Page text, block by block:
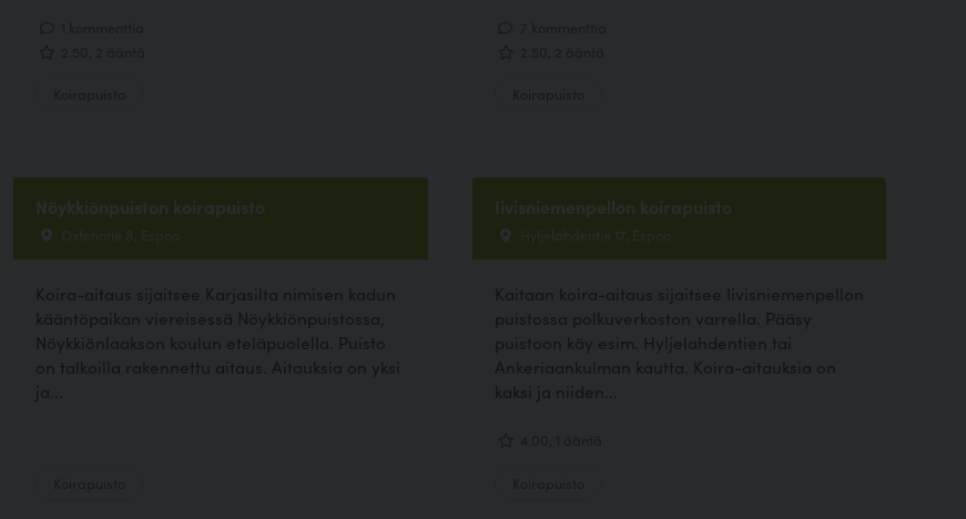
Nöykkiönpuiston koirapuisto
Oxfotintie 8, Espoo
Koira-aitaus sijaitsee Karjasilta nimisen kadun
kääntöpaikan viereisessä Nöykkiönpuistossa,
Nöykkiönlaakson koulun eteläpuolella. Puisto
on talkoilla rakennettu aitaus. Aitauksia on yksi
ja...
Iivisniemenpellon koirapuisto
Hyljelahdentie 17, Espoo
Kaitaan koira-aitaus sijaitsee Iivisniemenpellon
puistossa polkuverkoston varrella. Pääsy
puistoon käy esim. Hyljelahdentien tai
Ankeriaankulman kautta. Koira-aitauksia on
kaksi ja niiden...